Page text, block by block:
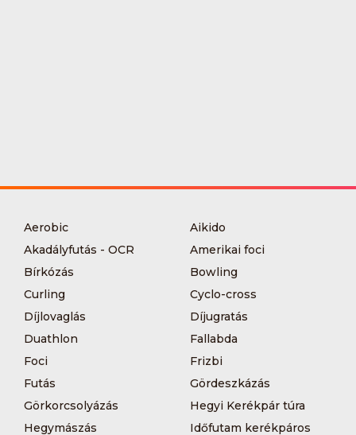
Aerobic
Aikido
Akadályfutás - OCR
Amerikai foci
Bírkózás
Bowling
Curling
Cyclo-cross
Díjlovaglás
Díjugratás
Duathlon
Fallabda
Foci
Frizbi
Futás
Gördeszkázás
Görkorcsolyázás
Hegyi Kerékpár túra
Hegymászás
Időfutam kerékpáros